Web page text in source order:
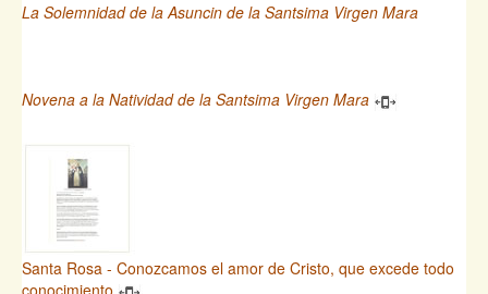
La Solemnidad de la Asuncin de la Santsima Virgen Mara
Novena a la Natividad de la Santsima Virgen Mara
Santa Rosa - Conozcamos el amor de Cristo, que excede todo